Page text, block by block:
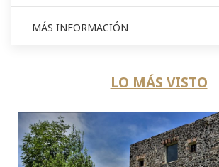
MÁS INFORMACIÓN
LO MÁS VISTO